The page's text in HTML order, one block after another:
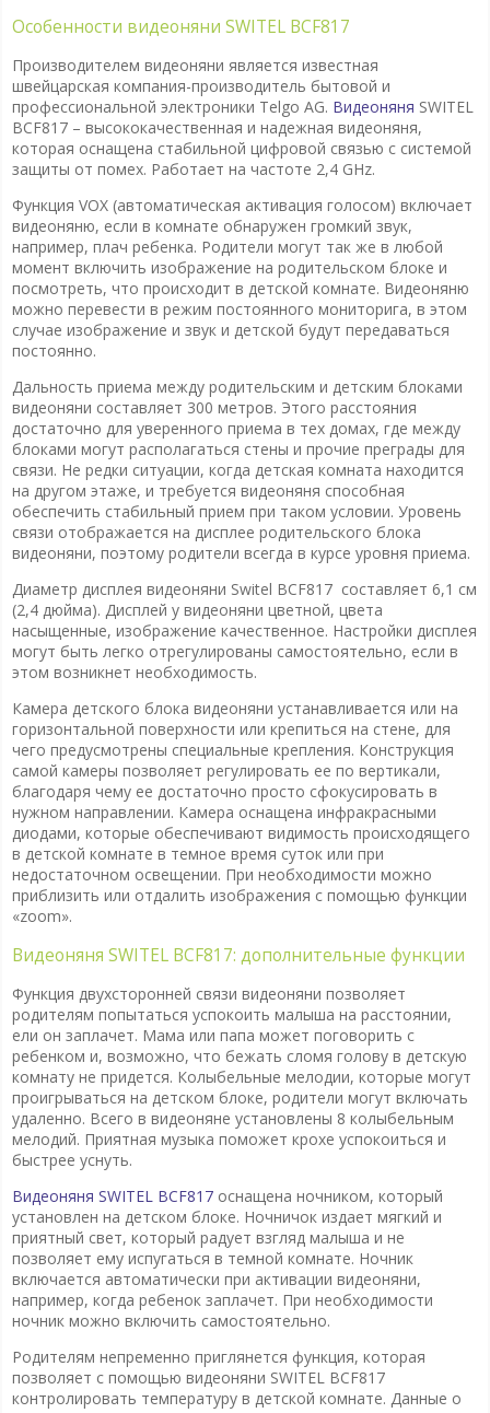
Особенности видеоняни SWITEL BCF817
Производителем видеоняни является известная
швейцарская компания-производитель бытовой и
профессиональной электроники Telgo AG. Видеоняня SWITEL
BCF817 – высококачественная и надежная видеоняня,
которая оснащена стабильной цифровой связью с системой
защиты от помех. Работает на частоте 2,4 GHz.
Функция VOX (автоматическая активация голосом) включает
видеоняню, если в комнате обнаружен громкий звук,
например, плач ребенка. Родители могут так же в любой
момент включить изображение на родительском блоке и
посмотреть, что происходит в детской комнате. Видеоняню
можно перевести в режим постоянного мониторига, в этом
случае изображение и звук и детской будут передаваться
постоянно.
Дальность приема между родительским и детским блоками
видеоняни составляет 300 метров. Этого расстояния
достаточно для уверенного приема в тех домах, где между
блоками могут располагаться стены и прочие преграды для
связи. Не редки ситуации, когда детская комната находится
на другом этаже, и требуется видеоняня способная
обеспечить стабильный прием при таком условии. Уровень
связи отображается на дисплее родительского блока
видеоняни, поэтому родители всегда в курсе уровня приема.
Диаметр дисплея видеоняни Switel BCF817 составляет 6,1 см
(2,4 дюйма). Дисплей у видеоняни цветной, цвета
насыщенные, изображение качественное. Настройки дисплея
могут быть легко отрегулированы самостоятельно, если в
этом возникнет необходимость.
Камера детского блока видеоняни устанавливается или на
горизонтальной поверхности или крепиться на стене, для
чего предусмотрены специальные крепления. Конструкция
самой камеры позволяет регулировать ее по вертикали,
благодаря чему ее достаточно просто сфокусировать в
нужном направлении. Камера оснащена инфракрасными
диодами, которые обеспечивают видимость происходящего
в детской комнате в темное время суток или при
недостаточном освещении. При необходимости можно
приблизить или отдалить изображения с помощью функции
«zoom».
Видеоняня SWITEL BCF817: дополнительные функции
Функция двухсторонней связи видеоняни позволяет
родителям попытаться успокоить малыша на расстоянии,
ели он заплачет. Мама или папа может поговорить с
ребенком и, возможно, что бежать сломя голову в детскую
комнату не придется. Колыбельные мелодии, которые могут
проигрываться на детском блоке, родители могут включать
удаленно. Всего в видеоняне установлены 8 колыбельным
мелодий. Приятная музыка поможет крохе успокоиться и
быстрее уснуть.
Видеоняня SWITEL BCF817оснащена ночником, который
установлен на детском блоке. Ночничок издает мягкий и
приятный свет, который радует взгляд малыша и не
позволяет ему испугаться в темной комнате. Ночник
включается автоматически при активации видеоняни,
например, когда ребенок заплачет. При необходимости
ночник можно включить самостоятельно.
Родителям непременно приглянется функция, которая
позволяет с помощью видеоняни SWITEL BCF817
контролировать температуру в детской комнате. Данные о